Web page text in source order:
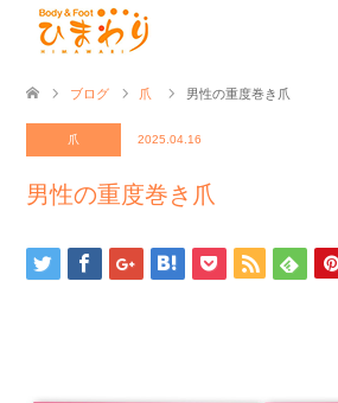
ブログ 爪 男性の重度巻き爪
爪 2025.04.16
男性の重度巻き爪